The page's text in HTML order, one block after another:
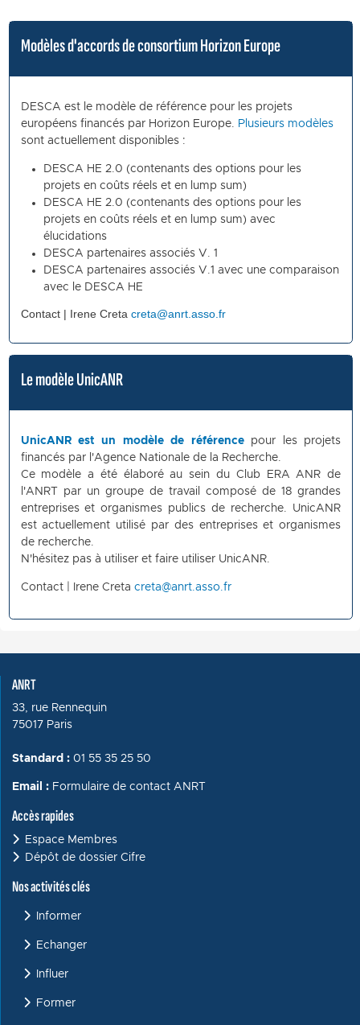
Modèles d'accords de consortium Horizon Europe
DESCA est le modèle de référence pour les projets
européens financés par Horizon Europe. Plusieurs modèles
sont actuellement disponibles :
DESCA HE 2.0 (contenants des options pour les
projets en coûts réels et en lump sum)
DESCA HE 2.0 (contenants des options pour les
projets en coûts réels et en lump sum) avec
élucidations
DESCA partenaires associés V. 1
DESCA partenaires associés V.1 avec une comparaison
avec le DESCA HE
Contact | Irene Creta creta@anrt.asso.fr
Le modèle UnicANR
UnicANR est un modèle de référence
pour les projets
financés par l'Agence Nationale de la Recherche.
Ce modèle a été élaboré au sein du Club ERA ANR de
l'ANRT par un groupe de travail composé de 18 grandes
entreprises et organismes publics de recherche. UnicANR
est actuellement utilisé par des entreprises et organismes
de recherche.
N'hésitez pas à utiliser et faire utiliser UnicANR.
Contact | Irene Creta creta@anrt.asso.fr
ANRT
33, rue Rennequin
75017 Paris
Standard : 01 55 35 25 50
Email : Formulaire de contact ANRT
Accès rapides
Espace Membres
Dépôt de dossier Cifre
Menu : Activités clés
Nos activités clés
Informer
Echanger
Influer
Former